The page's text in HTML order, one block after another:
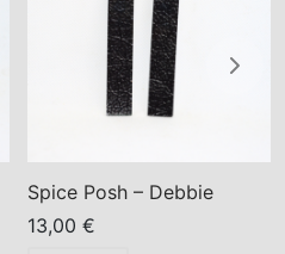
Spice Posh – Debbie
13,00 €